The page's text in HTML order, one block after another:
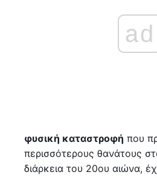
ad
φυσική καταστροφή που
περισσότερους θανάτους
διάρκεια του 20ου αιώνα,